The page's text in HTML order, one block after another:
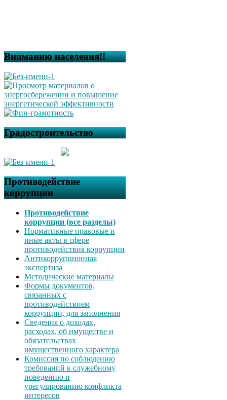
Вниманию населения!!
Градостроительство
Противодействие
коррупции
Противодействие
коррупции (все разделы)
Нормативные правовые и
иные акты в сфере
противодействия коррупции
Антикоррупционная
экспертиза
Методические материалы
Формы документов,
связанных с
противодействием
коррупции, для заполнения
Сведения о доходах,
расходах, об имуществе и
обязательствах
имущественного характера
Комиссия по соблюдению
требований к служебному
поведению и
урегулированию конфликта
интересов